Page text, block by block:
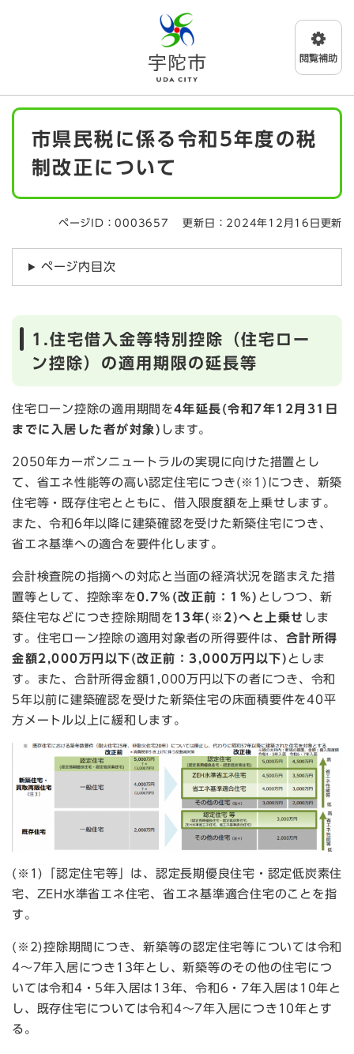
メニューを飛ばして本文へ
本
市県民税に係る令和5年度の税
制改正について
ページID：0003657 更新日：2024年12月16日更新
ページ内目次
1.住宅借入金等特別控除（住宅ロー
ン控除）の適用期限の延長等
住宅ローン控除の適用期間を4年延長(令和7年12月31日
までに入居した者が対象) します。
2050年カーボンニュートラルの実現に向けた措置とし
て、省エネ性能等の高い認定住宅につき(※1)につき、新築
住宅等・既存住宅とともに、借入限度額を上乗せします。
また、令和6年以降に建築確認を受けた新築住宅につき、
省エネ基準への適合を要件化します。
会計検査院の指摘への対応と当面の経済状況を踏まえた措
置等として、控除率を0.7％(改正前：1％) としつつ、新
築住宅などにつき控除期間を 13年(※2)へと上乗せ しま
す。住宅ローン控除の適用対象者の所得要件は、 合計所得
金額2,000万円以下(改正前：3,000万円以下) としま
す。また、合計所得金額1,000万円以下の者につき、令和
5年以前に建築確認を受けた新築住宅の床面積要件を40平
方メートル以上に緩和します。
(※1)「認定住宅等」は、認定長期優良住宅・認定低炭素住
宅、ZEH水準省エネ住宅、省エネ基準適合住宅のことを指
す。
(※2)控除期間につき、新築等の認定住宅等については令和
4～7年入居につき13年とし、新築等のその他の住宅につ
いては令和4・5年入居は13年、令和6・7年入居は10年と
し、既存住宅については令和4～7年入居につき10年とす
る。